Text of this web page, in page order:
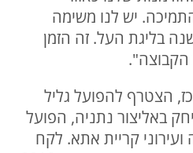
יש לנו משימה
בליגת העל. זה הזמן
הקבוצה".
הצטרף להפועל גליל
כן שיחק באליצור נתניה, הפועל
ועירוני קריית אתא. לקח